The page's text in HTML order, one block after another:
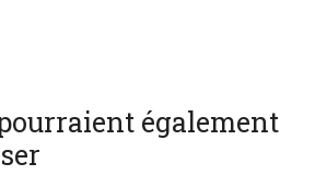
également